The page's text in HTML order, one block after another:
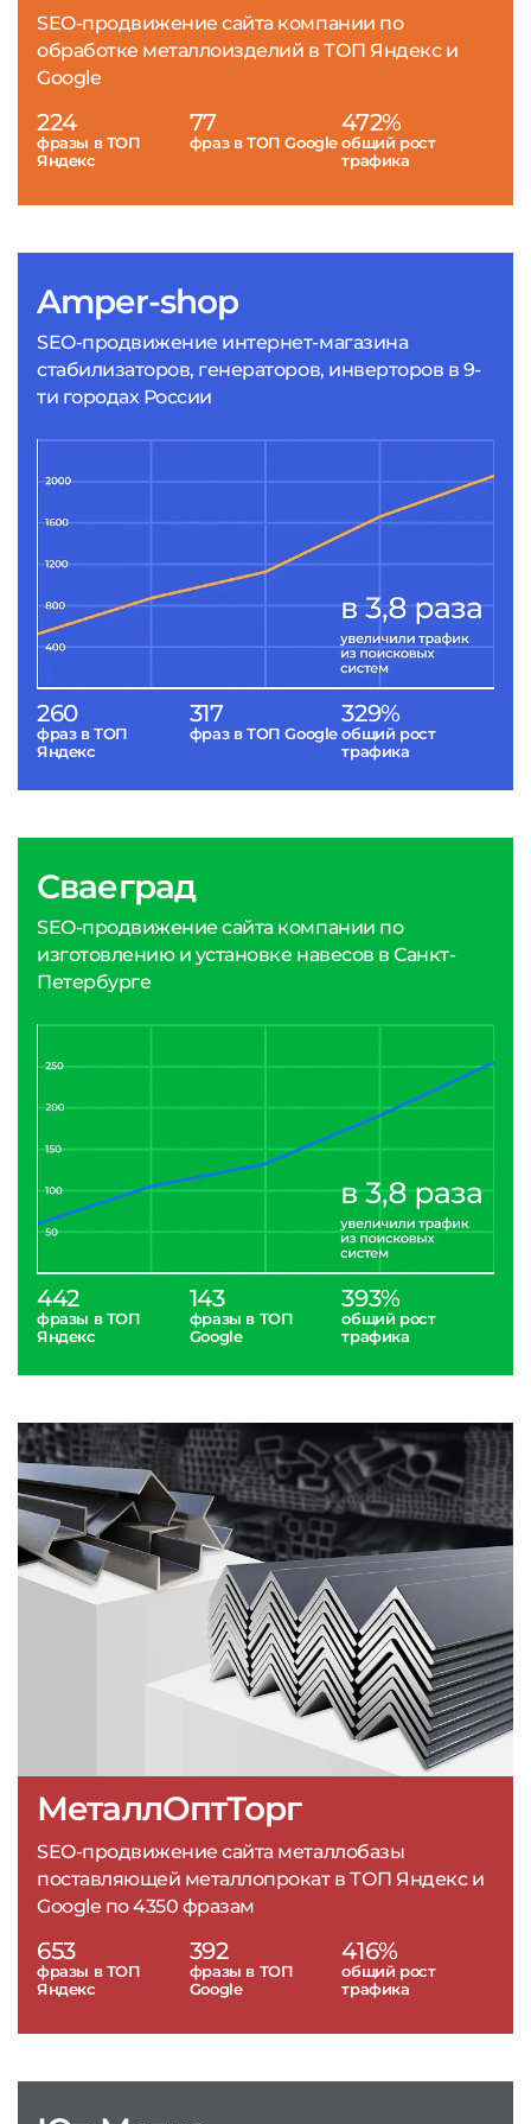
Amper-shop
SEO-продвижение интернет-магазина
стабилизаторов, генераторов, инверторов в 9-
ти городах России
260
фраз в ТОП
Яндекс
317
фраз в ТОП Google
329%
общий рост
трафика
МеталлОптТорг
SEO-продвижение сайта металлобазы
поставляющей металлопрокат в ТОП Яндекс и
Google по 4350 фразам
653
фразы в ТОП
Яндекс
392
фразы в ТОП
Google
416%
общий рост
трафика
SEO-продвижение сайта компании по
обработке металлоизделий в ТОП Яндекс и
Google
224
фразы в ТОП
Яндекс
77
фраз в ТОП Google
472%
общий рост
трафика
Сваеград
SEO-продвижение сайта компании по
изготовлению и установке навесов в Санкт-
Петербурге
442
фразы в ТОП
Яндекс
143
фразы в ТОП
Google
393%
общий рост
трафика